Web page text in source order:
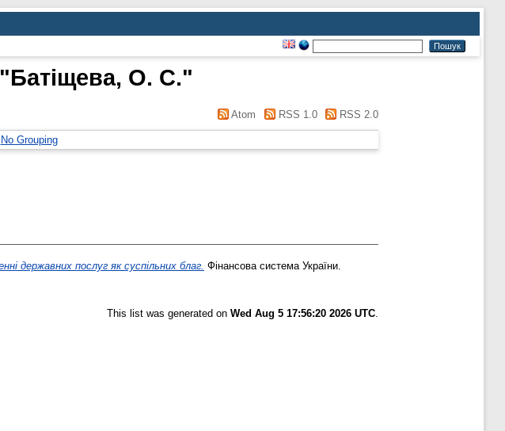
Батіщева, О. С."
Atom RSS 1.0 RSS 2.0
No Grouping
державних послуг як суспільних благ. Фінансова система України.
This list was generated on Wed Aug 5 17:56:20 2026 UTC.